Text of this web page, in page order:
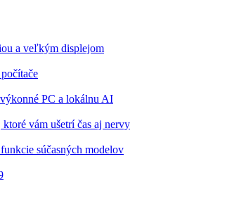
a veľkým displejom
PC a lokálnu AI
vám ušetrí čas aj nervy
súčasných modelov